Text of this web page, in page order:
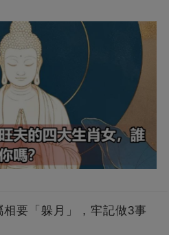
要「躲月」，牢記做3事